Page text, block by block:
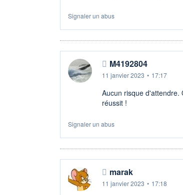
Signaler un abus
M4192804
11 janvier 2023 • 17:17
Aucun risque d'attendre.
réussit !
Signaler un abus
marak
11 janvier 2023 • 17:18